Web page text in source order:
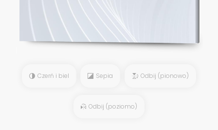
Czerń i biel Sepia Odbij (pionowo)
Odbij (poziomo)